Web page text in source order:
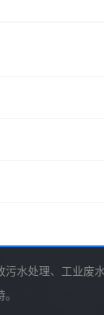
水处理、工业废